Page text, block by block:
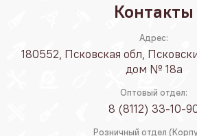
Контакты
Адрес:
180552, Псковская обл,
дом № 18а
Оптовый отдел:
8 (8112) 33-10-
Розничный отдел